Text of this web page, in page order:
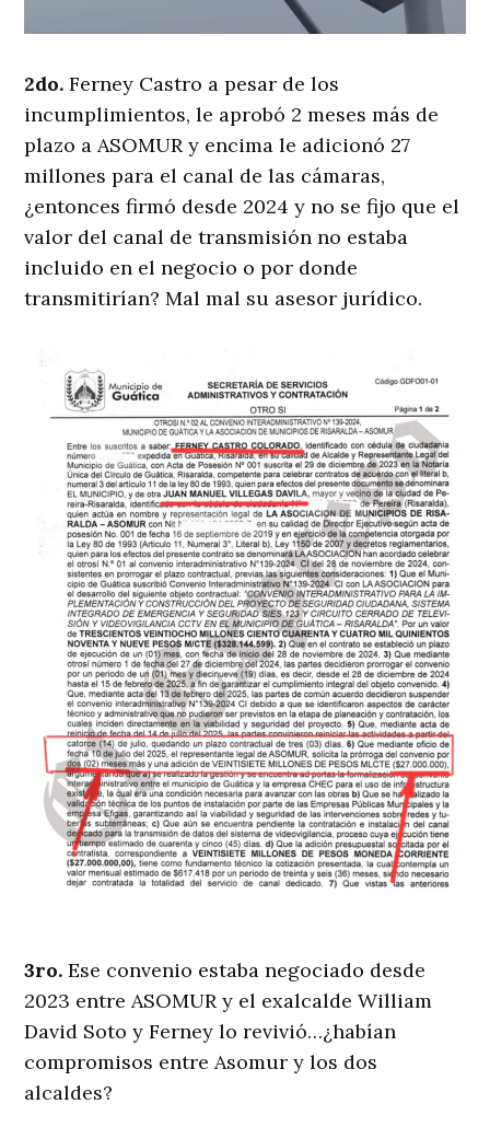
2do.Ferney Castro a pesar de los
incumplimientos, le aprobó 2 meses más de
plazo a ASOMUR y encima le adicionó 27
millones para el canal de las cámaras,
¿entonces firmó desde 2024 y no se fijo que el
valor del canal de transmisión no estaba
incluido en el negocio o por donde
transmitirían? Mal mal su asesor jurídico.
3ro.Ese convenio estaba negociado desde
2023 entre ASOMUR y el exalcalde William
David Soto y Ferney lo revivió…¿habían
compromisos entre Asomur y los dos
alcaldes?